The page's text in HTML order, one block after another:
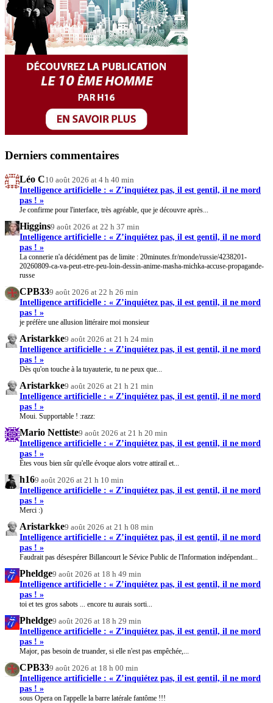
Derniers commentaires
Léo C10 août 2026 at 4 h 40 min
Intelligence artificielle : « Z’inquiétez pas, il est gentil, il ne mord
pas ! »
Je confirme pour l'interface, très agréable, que je découvre après...
Higgins9 août 2026 at 22 h 37 min
Intelligence artificielle : « Z’inquiétez pas, il est gentil, il ne mord
pas ! »
La connerie n'a décidément pas de limite : 20minutes.fr/monde/russie/4238201-
20260809-ca-va-peut-etre-peu-loin-dessin-anime-masha-michka-accuse-propagande-
russe
CPB339 août 2026 at 22 h 26 min
Intelligence artificielle : « Z’inquiétez pas, il est gentil, il ne mord
pas ! »
je préfère une allusion littéraire moi monsieur
Aristarkke9 août 2026 at 21 h 24 min
Intelligence artificielle : « Z’inquiétez pas, il est gentil, il ne mord
pas ! »
Dès qu'on touche à la tuyauterie, tu ne peux que...
Aristarkke9 août 2026 at 21 h 21 min
Intelligence artificielle : « Z’inquiétez pas, il est gentil, il ne mord
pas ! »
Moui. Supportable ! :razz:
Mario Nettiste9 août 2026 at 21 h 20 min
Intelligence artificielle : « Z’inquiétez pas, il est gentil, il ne mord
pas ! »
Êtes vous bien sûr qu'elle évoque alors votre attirail et...
h169 août 2026 at 21 h 10 min
Intelligence artificielle : « Z’inquiétez pas, il est gentil, il ne mord
pas ! »
Merci :)
Aristarkke9 août 2026 at 21 h 08 min
Intelligence artificielle : « Z’inquiétez pas, il est gentil, il ne mord
pas ! »
Faudrait pas désespérer Billancourt le Sévice Public de l'Information indépendant...
Pheldge9 août 2026 at 18 h 49 min
Intelligence artificielle : « Z’inquiétez pas, il est gentil, il ne mord
pas ! »
toi et tes gros sabots ... encore tu aurais sorti...
Pheldge9 août 2026 at 18 h 29 min
Intelligence artificielle : « Z’inquiétez pas, il est gentil, il ne mord
pas ! »
Major, pas besoin de truander, si elle n'est pas empêchée,...
CPB339 août 2026 at 18 h 00 min
Intelligence artificielle : « Z’inquiétez pas, il est gentil, il ne mord
pas ! »
sous Opera on l'appelle la barre latérale fantôme !!!